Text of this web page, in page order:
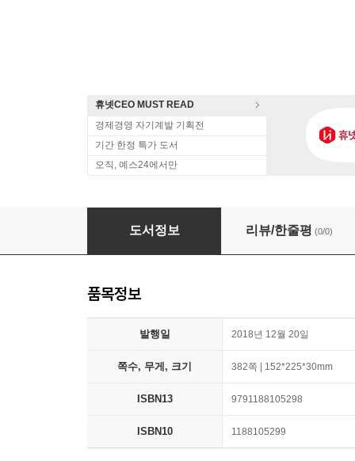
휴넷CEO MUST READ
경제경영 자기계발 기획전
기간 한정 특가 도서
오직, 예스24에서만
호텔 비즈니스 오디세이
도서정보 리뷰/한줄평 (0/0)
품목정보
발행일 2018년 12월 20일
쪽수, 무게, 크기 382쪽 | 152*225*30mm
ISBN13 9791188105298
ISBN10 1188105299